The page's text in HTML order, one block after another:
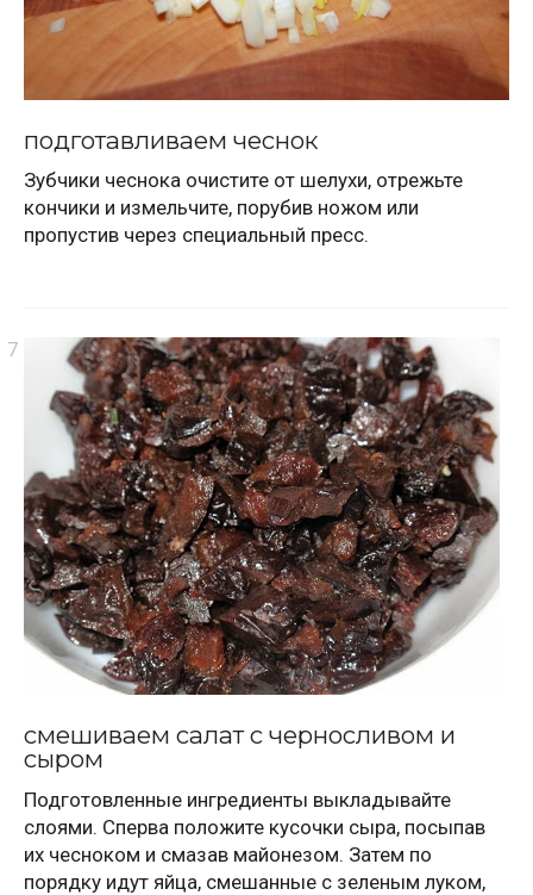
подготавливаем чеснок
Зубчики чеснока очистите от шелухи, отрежьте
кончики и измельчите, порубив ножом или
пропустив через специальный пресс.
смешиваем салат с черносливом и
сыром
Подготовленные ингредиенты выкладывайте
слоями. Сперва положите кусочки сыра, посыпав
их чесноком и смазав майонезом. Затем по
порядку идут яйца, смешанные с зеленым луком,